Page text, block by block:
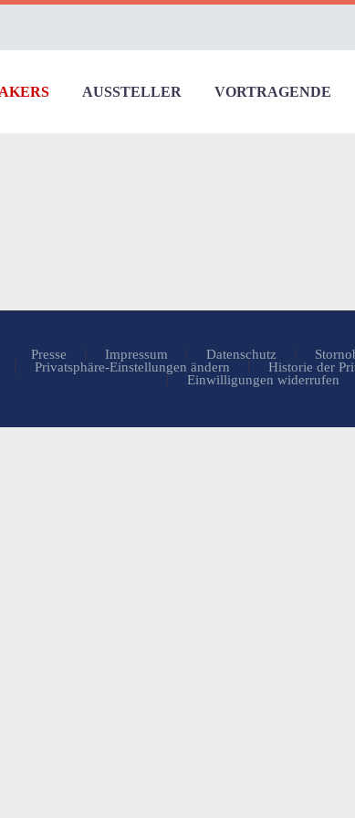
AUSSTELLER VORTRAGENDE
Presse Impressum Datenschutz
Privatsphäre-Einstellungen ändern
Historie der
Einwilligungen widerrufen